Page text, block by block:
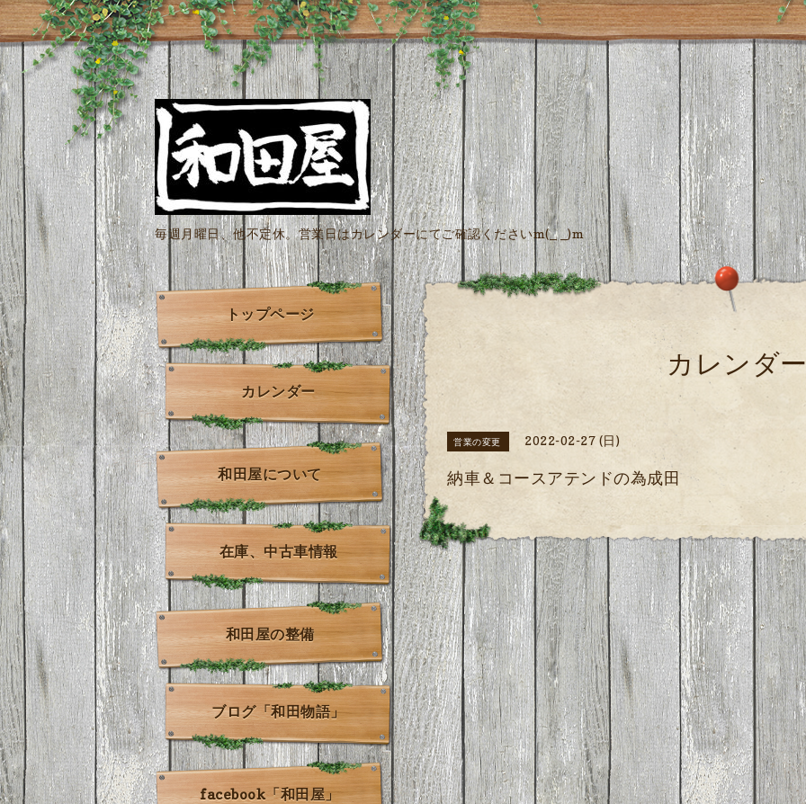
毎週月曜日、他不定休。営業日はカレンダーにてご確認くださいm(_ _)m
カレンダー
営業の変更 2022-02-27 (日)
納車＆コースアテンドの為成田
トップページ
カレンダー
和田屋について
在庫、中古車情報
和田屋の整備
ブログ「和田物語」
facebook「和田屋」